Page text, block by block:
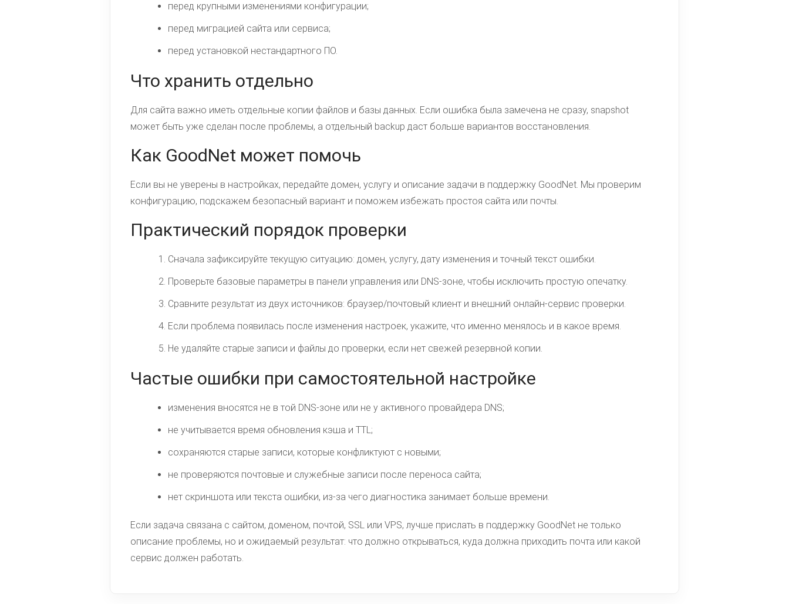
перед крупными изменениями конфигурации;
перед миграцией сайта или сервиса;
перед установкой нестандартного ПО.
Что хранить отдельно
Для сайта важно иметь отдельные копии файлов и базы данных. Если ошибка была замечена не сразу, snapshot
может быть уже сделан после проблемы, а отдельный backup даст больше вариантов восстановления.
Как GoodNet может помочь
Если вы не уверены в настройках, передайте домен, услугу и описание задачи в поддержку GoodNet. Мы проверим
конфигурацию, подскажем безопасный вариант и поможем избежать простоя сайта или почты.
Практический порядок проверки
Сначала зафиксируйте текущую ситуацию: домен, услугу, дату изменения и точный текст ошибки.
Проверьте базовые параметры в панели управления или DNS-зоне, чтобы исключить простую опечатку.
Сравните результат из двух источников: браузер/почтовый клиент и внешний онлайн-сервис проверки.
Если проблема появилась после изменения настроек, укажите, что именно менялось и в какое время.
Не удаляйте старые записи и файлы до проверки, если нет свежей резервной копии.
Частые ошибки при самостоятельной настройке
изменения вносятся не в той DNS-зоне или не у активного провайдера DNS;
не учитывается время обновления кэша и TTL;
сохраняются старые записи, которые конфликтуют с новыми;
не проверяются почтовые и служебные записи после переноса сайта;
нет скриншота или текста ошибки, из-за чего диагностика занимает больше времени.
Если задача связана с сайтом, доменом, почтой, SSL или VPS, лучше прислать в поддержку GoodNet не только
описание проблемы, но и ожидаемый результат: что должно открываться, куда должна приходить почта или какой
сервис должен работать.